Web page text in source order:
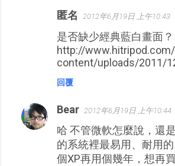
匿名 2012年6月19日 上午10:43
是否缺少經典藍白畫面？
http://
content/uploads/2011/
回覆
Bear 2012年6月19日 上午10:44
哈 不管微軟怎麼說，還
的系統裡最易用、耐用
個XP再用個幾年，想再